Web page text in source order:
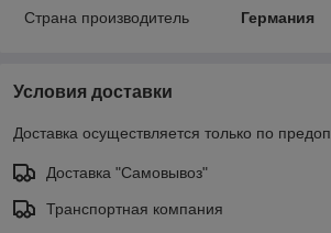
Страна производитель Германия
Условия доставки
Доставка осуществляется только по
Доставка "Самовывоз"
Транспортная компания